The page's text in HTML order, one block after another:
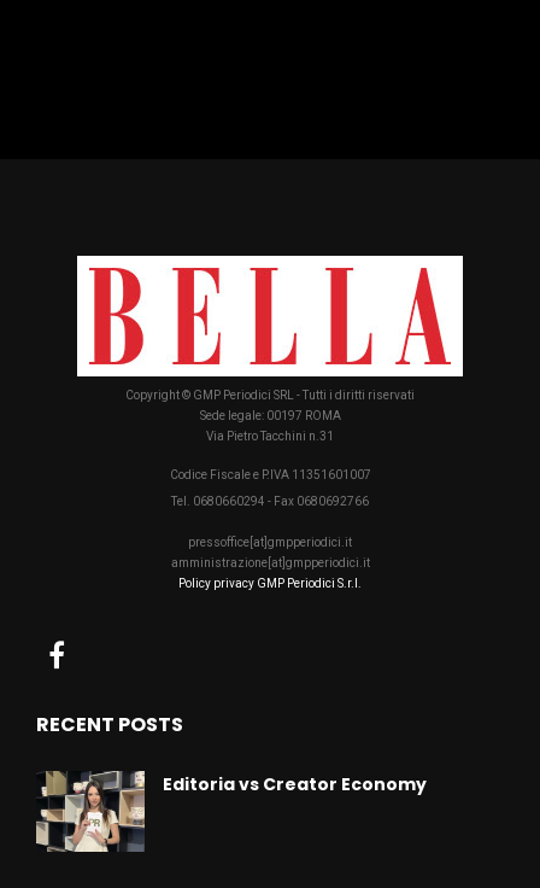
Copyright © GMP Periodici SRL - Tutti i diritti riservati
Sede legale: 00197 ROMA
Via Pietro Tacchini n.31
Codice Fiscale e P.IVA 11351601007
Tel. 0680660294 - Fax 0680692766
pressoffice[at]gmpperiodici.it
amministrazione[at]gmpperiodici.it
Policy privacy GMP Periodici S.r.l.
RECENT POSTS
Editoria vs Creator Economy